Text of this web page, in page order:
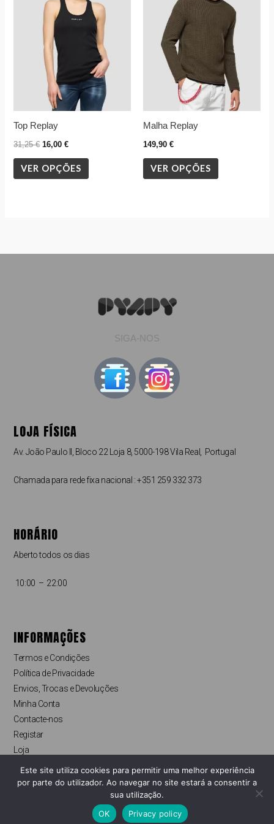
Top Replay
31,25€ 16,00€
VER OPÇÕES
multiple
variants.
The
options
may
be
chosen
product
page
Malha Replay
149,90 €
VER OPÇÕES
multiple
variants.
The
options
may
be
chosen
product
page
SIGA-NOS
LOJA FÍSICA
Av. João Paulo II, Bloco 22 Loja 8, 5000-198 Vila Real, Portugal
Chamada para rede fixa nacional : +351 259 332 373
HORÁRIO
Aberto todos os dias
10:00 – 22:00
INFORMAÇÕES
Termos e Condições
Política de Privacidade
Envios, Trocas e Devoluções
Minha Conta
Contacte-nos
Registar
Loja
Finalizar compras
Livro de Reclamações Online
Copyright © Pyapy Store 2022. Todos os direitos reservados.
Este site utiliza cookies para permitir uma melhor experiência
por parte do utilizador. Ao navegar no site estará a consentir a
sua utilização.
OK
Privacy policy